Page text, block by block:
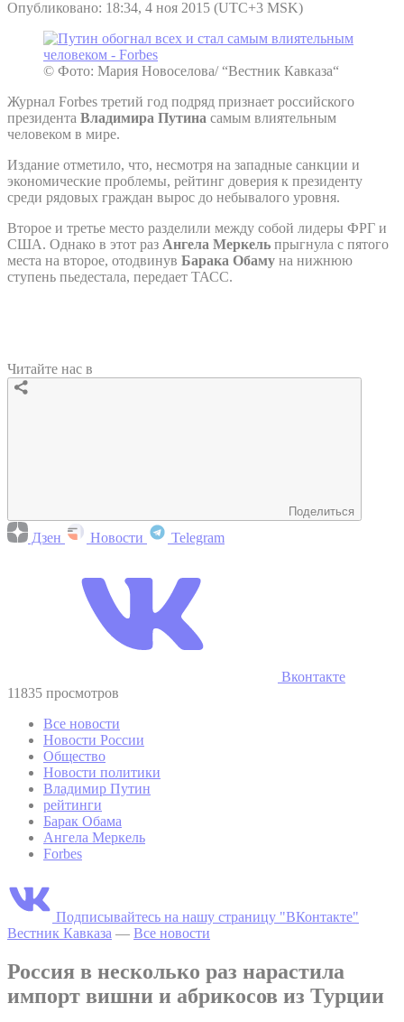
Опубликовано: 18:34, 4 ноя 2015 (UTC+3 MSK)
© Фото: Мария Новоселова/ “Вестник Кавказа“
Журнал Forbes третий год подряд признает российского
президента Владимира Путина самым влиятельным
человеком в мире.
Издание отметило, что, несмотря на западные санкции и
экономические проблемы, рейтинг доверия к президенту
среди рядовых граждан вырос до небывалого уровня.
Второе и третье место разделили между собой лидеры ФРГ и
США. Однако в этот раз Ангела Меркель прыгнула с пятого
места на второе, отодвинув Барака Обаму на нижнюю
ступень пьедестала, передает ТАСС.
Читайте нас в
Поделиться
Дзен Новости Telegram
Вконтакте
11835 просмотров
Все новости
Новости России
Общество
Новости политики
Владимир Путин
рейтинги
Барак Обама
Ангела Меркель
Forbes
Подписывайтесь на нашу страницу "ВКонтакте"
Вестник Кавказа — Все новости
Россия в несколько раз нарастила
импорт вишни и абрикосов из Турции